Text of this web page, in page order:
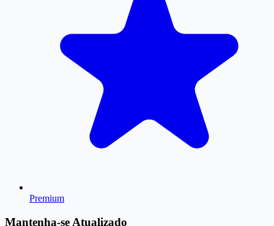
Premium
Mantenha-se Atualizado